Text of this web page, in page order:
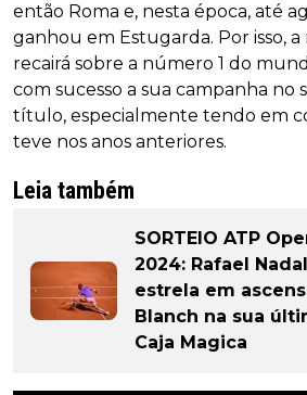
então Roma e, nesta época, até
ganhou em Estugarda. Por isso,
recairá sobre a número 1 do
com sucesso a sua campanha no
título, especialmente tendo em
teve nos anos anteriores.
Leia também
SORTEIO ATP
2024: Rafael
estrela em
Blanch na sua
Caja Magica